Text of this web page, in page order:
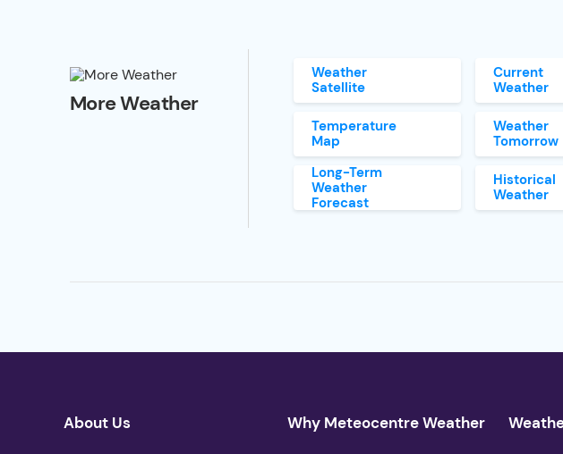
More Weather
Weather
Satellite
Temperature
Map
Long-Term
Weather
Forecast
Current
Weather
Weather
Tomorrow
Historical
Weather
About Us Why Meteocentre Weather